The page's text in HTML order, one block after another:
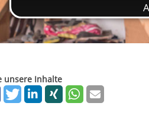
setzen wir
starten/stoppen
unsere Inhalte